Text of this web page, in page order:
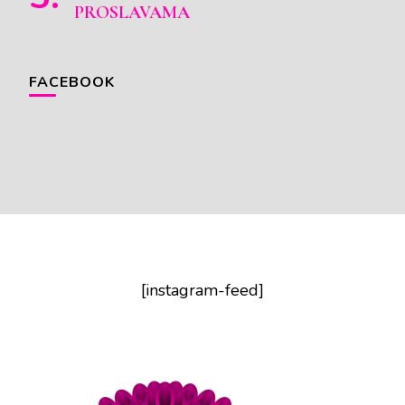
PROSLAVAMA
FACEBOOK
[instagram-feed]